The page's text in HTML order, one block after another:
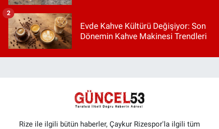
Evde Kahve Kültürü Değişiyor: Son
Dönemin Kahve Makinesi Trendleri
2
Rize ile ilgili bütün haberler, Çaykur Rizespor'la ilgili tüm